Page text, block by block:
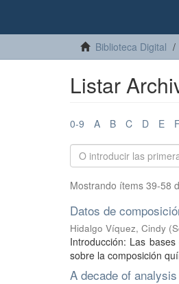
Biblioteca Digital
Listar
0-9 A B C D E F
Mostrando ítems 39-58
Datos de
Hidalgo Víquez, Cindy (
Introducción: Las
sobre la composición
A decade of